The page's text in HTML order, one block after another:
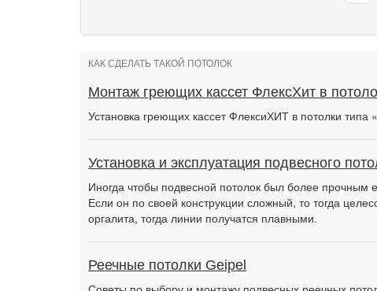
КАК СДЕЛАТЬ ТАКОЙ ПОТОЛОК
Монтаж греющих кассет ФлексХит в
Установка греющих кассет ФлексиХИТ в потолки типа
Установка и эксплуатация подвесного
Иногда чтобы подвесной потолок был более прочным
Если он по своей конструкции сложный, то тогда
оргалита, тогда линии получатся плавными.
Реечные потолки Geipel